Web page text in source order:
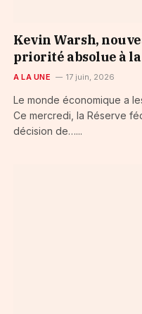
Kevin Warsh,
priorité absolue à
A LA UNE 17 juin, 2026
Le monde économique a
Ce mercredi, la Réserve
décision de…...